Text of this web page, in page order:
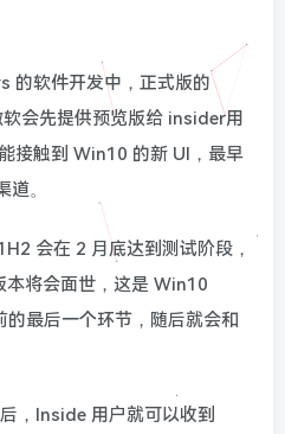
的软件开发中，正式版的
会先提供预览版给 insider用
接触到 Win10 的新 UI，最早
。
会在 2 月底达到测试阶段，
本将会面世，这是 Win10
最后一个环节，随后就会和
，Inside 用户就可以收到